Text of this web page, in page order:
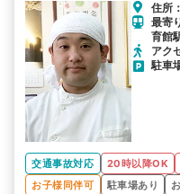
住所
最寄
育館
アク
駐車
交通事故対応 20時以降OK
お子様同伴可
駐車場あり